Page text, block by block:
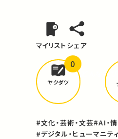
マイリスト シェア
どんな学
ヤクダツ
0
#文化・芸術・文芸#AI・
#デジタル・ヒューマニテ